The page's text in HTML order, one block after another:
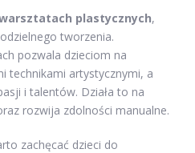
plastycznych,
tworzenia.
pozwala dzieciom na
technikami artystycznymi, a
i talentów. Działa to na
rozwija zdolności manualne.
zachęcać dzieci do